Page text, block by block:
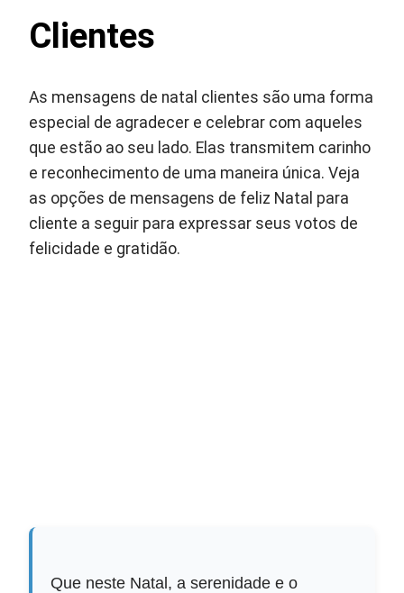
Clientes
As mensagens de natal clientes são uma forma
especial de agradecer e celebrar com aqueles
que estão ao seu lado. Elas transmitem carinho
e reconhecimento de uma maneira única. Veja
as opções de mensagens de feliz Natal para
cliente a seguir para expressar seus votos de
felicidade e gratidão.
Que neste Natal, a serenidade e o